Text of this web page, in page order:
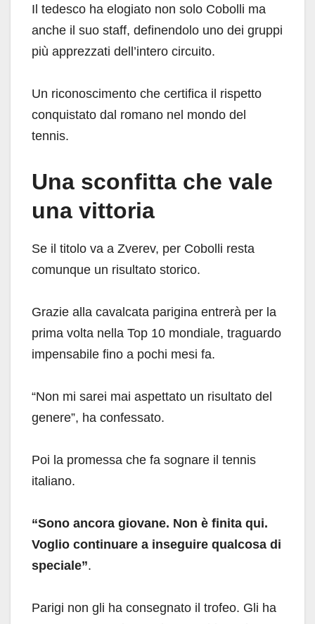
Il tedesco ha elogiato non solo Cobolli ma
anche il suo staff, definendolo uno dei gruppi
più apprezzati dell’intero circuito.
Un riconoscimento che certifica il rispetto
conquistato dal romano nel mondo del
tennis.
Una sconfitta che vale
una vittoria
Se il titolo va a Zverev, per Cobolli resta
comunque un risultato storico.
Grazie alla cavalcata parigina entrerà per la
prima volta nella Top 10 mondiale, traguardo
impensabile fino a pochi mesi fa.
“Non mi sarei mai aspettato un risultato del
genere”, ha confessato.
Poi la promessa che fa sognare il tennis
italiano.
“Sono ancora giovane. Non è finita qui.
Voglio continuare a inseguire qualcosa di
speciale”.
Parigi non gli ha consegnato il trofeo. Gli ha